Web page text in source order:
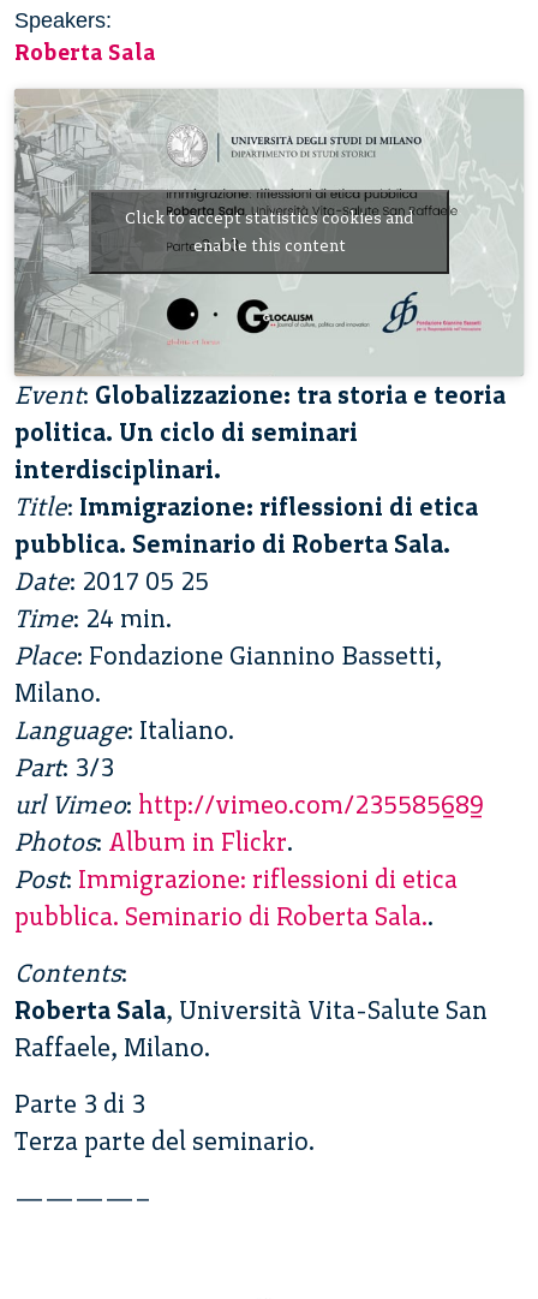
Speakers:
Roberta Sala
Click to accept statistics cookies and
enable this content
Event: Globalizzazione: tra storia e teoria
politica. Un ciclo di seminari
interdisciplinari.
Title: Immigrazione: riflessioni di etica
pubblica. Seminario di Roberta Sala.
Date: 2017 05 25
Time: 24 min.
Place: Fondazione Giannino Bassetti,
Milano.
Language: Italiano.
Part: 3/3
url Vimeo: http://vimeo.com/235585689
Photos: Album in Flickr.
Post: Immigrazione: riflessioni di etica
pubblica. Seminario di Roberta Sala..
Contents:
Roberta Sala, Università Vita-Salute San
Raffaele, Milano.
Parte 3 di 3
Terza parte del seminario.
————–